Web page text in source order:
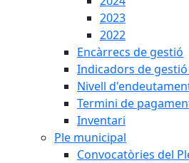
2023
2022
Encàrrecs de gestió
Indicadors de
Nivell
Termini de
Inventari
Ple municipal
Convocatòries del